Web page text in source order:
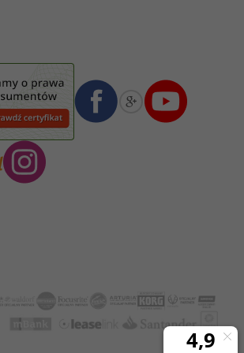
0000 3102 4903 0792